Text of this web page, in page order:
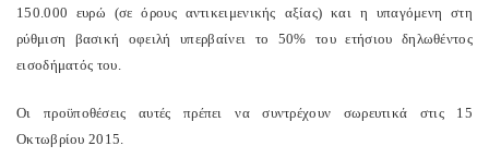
150.000 ευρώ (σε όρους αντικειμενικής αξίας) και η υπαγόμενη στη
ρύθμιση βασική οφειλή υπερβαίνει το 50% του ετήσιου δηλωθέντος
εισοδήματός του.
Οι προϋποθέσεις αυτές πρέπει να συντρέχουν σωρευτικά στις 15
Οκτωβρίου 2015.